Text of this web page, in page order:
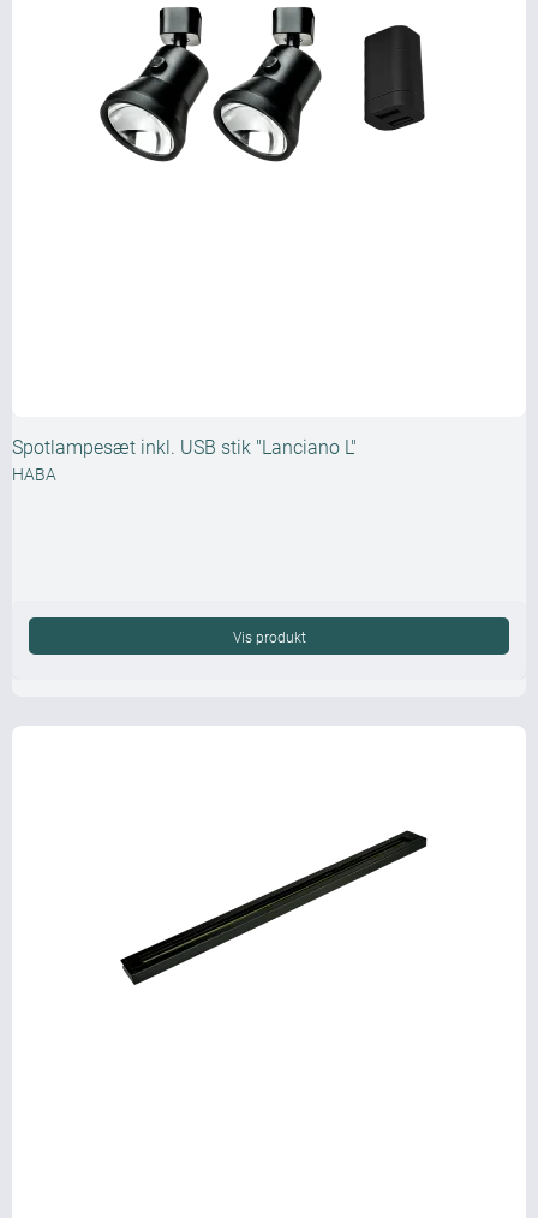
Spotlampesæt inkl. USB stik "Lanciano L"
HABA
Vis produkt